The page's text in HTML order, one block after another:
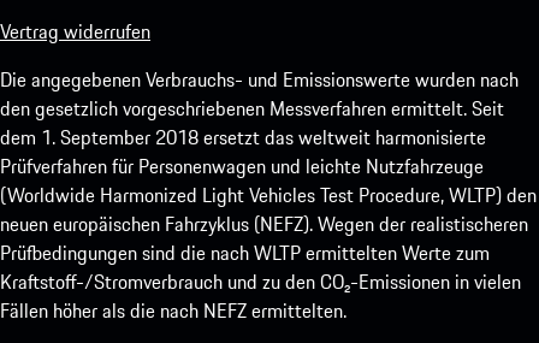
Vertrag widerrufen
Die angegebenen Verbrauchs- und Emissionswerte wurden nach
den gesetzlich vorgeschriebenen Messverfahren ermittelt. Seit
dem 1. September 2018 ersetzt das weltweit harmonisierte
Prüfverfahren für Personenwagen und leichte Nutzfahrzeuge
(Worldwide Harmonized Light Vehicles Test Procedure, WLTP) den
neuen europäischen Fahrzyklus (NEFZ). Wegen der realistischeren
Prüfbedingungen sind die nach WLTP ermittelten Werte zum
Kraftstoff-/Stromverbrauch und zu den CO₂-Emissionen in vielen
Fällen höher als die nach NEFZ ermittelten.